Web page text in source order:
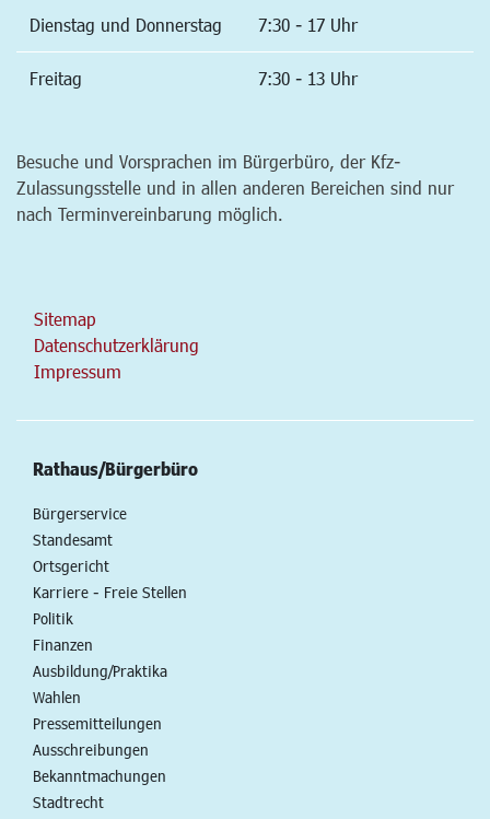
Dienstag und Donnerstag 7:30 - 17 Uhr
Freitag 7:30 - 13 Uhr
Besuche und Vorsprachen im Bürgerbüro, der Kfz-
Zulassungsstelle und in allen anderen Bereichen sind nur
nach Terminvereinbarung möglich.
Sitemap
Datenschutzerklärung
Impressum
Rathaus/Bürgerbüro
Bürgerservice
Standesamt
Ortsgericht
Karriere - Freie Stellen
Politik
Finanzen
Ausbildung/Praktika
Wahlen
Pressemitteilungen
Ausschreibungen
Bekanntmachungen
Stadtrecht